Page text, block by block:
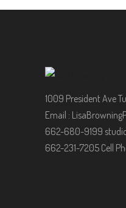
1009 President Ave
Email :
662-680-9199
662-231-7205 Cell